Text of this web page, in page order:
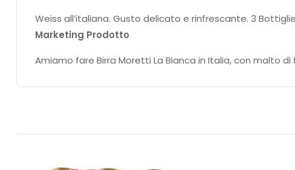
Weiss all’italiana. Gusto delicato e rinfrescante. 3
Marketing Prodotto
Amiamo fare Birra Moretti La Bianca in Italia, con malto